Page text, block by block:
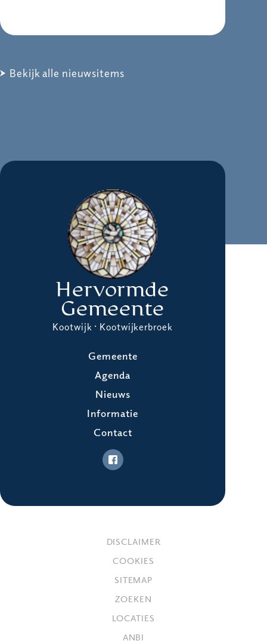
Bekijk alle nieuwsitems
Hervormde
Gemeente
Kootwijk · Kootwijkerbroek
Gemeente
Agenda
Nieuws
Informatie
Contact
DISCLAIMER
COOKIES
SITEMAP
ZOEKEN
LOCATIES
ANBI